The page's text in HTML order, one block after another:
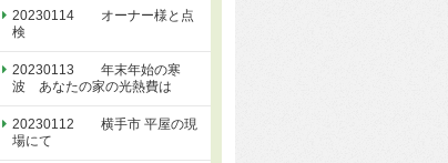
20230114 オーナー様と点
検
20230113 年末年始の寒
波 あなたの家の光熱費は
20230112 横手市 平屋の現
場にて